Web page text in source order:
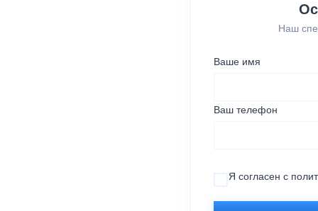
Наш
Ваше имя
Ваш телефон
Я согласен с